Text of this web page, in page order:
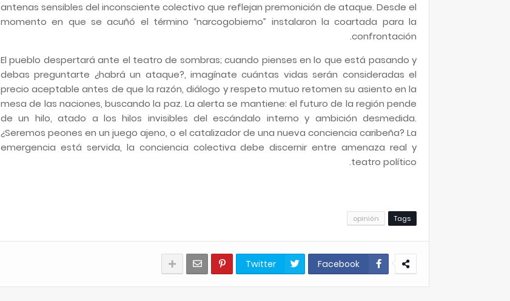
antenas sensibles del inconsciente colectivo que reflejan premonición de ataque. Desde el
momento en que se acuñó el término “narcogobierno” instalaron la coartada para la
confrontación.
El pueblo despertará ante el teatro de sombras; cuando pienses en lo que está pasando y
debas preguntarte ¿habrá un ataque?, imagínate cuántas vidas serán consideradas el
precio aceptable antes de que la razón, diálogo y respeto mutuo retomen su asiento en la
mesa de las naciones, buscando la paz. La alerta se mantiene: el futuro de la región pende
de un hilo, atado a los hilos invisibles del escándalo interno y ambición desmedida.
¿Seremos peones en un juego ajeno, o el catalizador de una nueva conciencia caribeña? La
emergencia está servida, la conciencia colectiva debe discernir entre amenaza real y
teatro político.
Tags
opinión
Facebook
Twitter